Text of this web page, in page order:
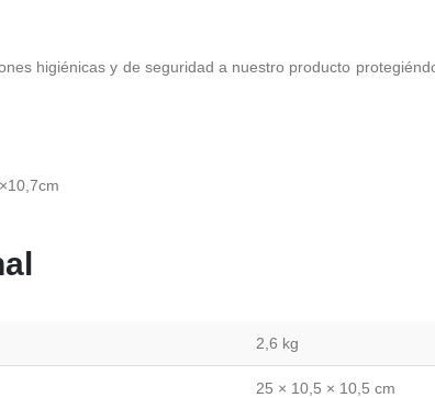
higiénicas y de seguridad a nuestro producto
2,6 kg
25 × 10,5 × 10,5 cm